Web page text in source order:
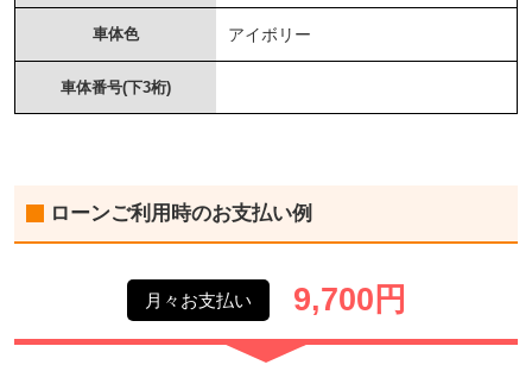
車体色 アイボリー
車体番号(下3桁)
ローンご利用時のお支払い例
月々お支払い 9,700円